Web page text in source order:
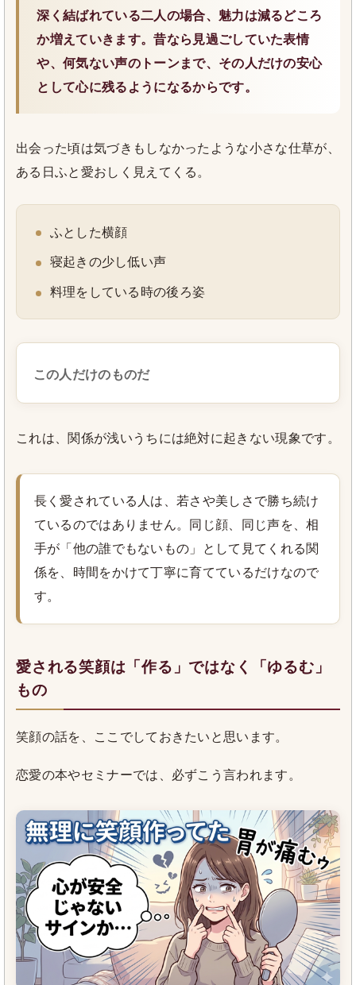
深く結ばれている二人の場合、魅力は減るどころ
か増えていきます。昔なら見過ごしていた表情
や、何気ない声のトーンまで、その人だけの安心
として心に残るようになるからです。
出会った頃は気づきもしなかったような小さな仕草が、
ある日ふと愛おしく見えてくる。
ふとした横顔
寝起きの少し低い声
料理をしている時の後ろ姿
この人だけのものだ
これは、関係が浅いうちには絶対に起きない現象です。
長く愛されている人は、若さや美しさで勝ち続け
ているのではありません。同じ顔、同じ声を、相
手が「他の誰でもないもの」として見てくれる関
係を、時間をかけて丁寧に育てているだけなので
す。
愛される笑顔は「作る」ではなく「ゆるむ」
もの
笑顔の話を、ここでしておきたいと思います。
恋愛の本やセミナーでは、必ずこう言われます。